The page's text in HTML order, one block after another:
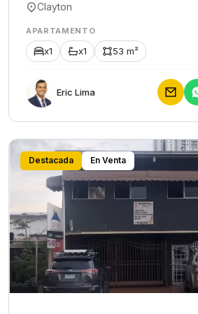
Clayton
APARTAMENTO
x1 x1 53 m²
Eric Lima
Destacada En Venta